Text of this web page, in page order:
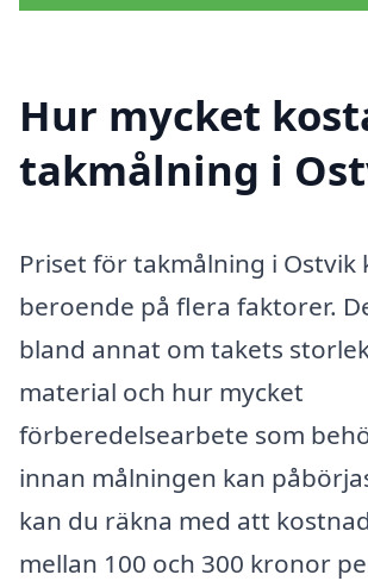
Hur mycket
takmålning i
Priset för takmålning i Ostvik
beroende på flera faktorer.
bland annat om takets
material och hur mycket
förberedelsearbete som
innan målningen kan
kan du räkna med att
mellan 100 och 300 kronor